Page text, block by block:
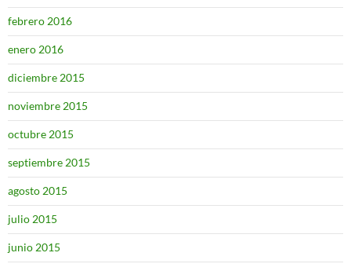
febrero 2016
enero 2016
diciembre 2015
noviembre 2015
octubre 2015
septiembre 2015
agosto 2015
julio 2015
junio 2015